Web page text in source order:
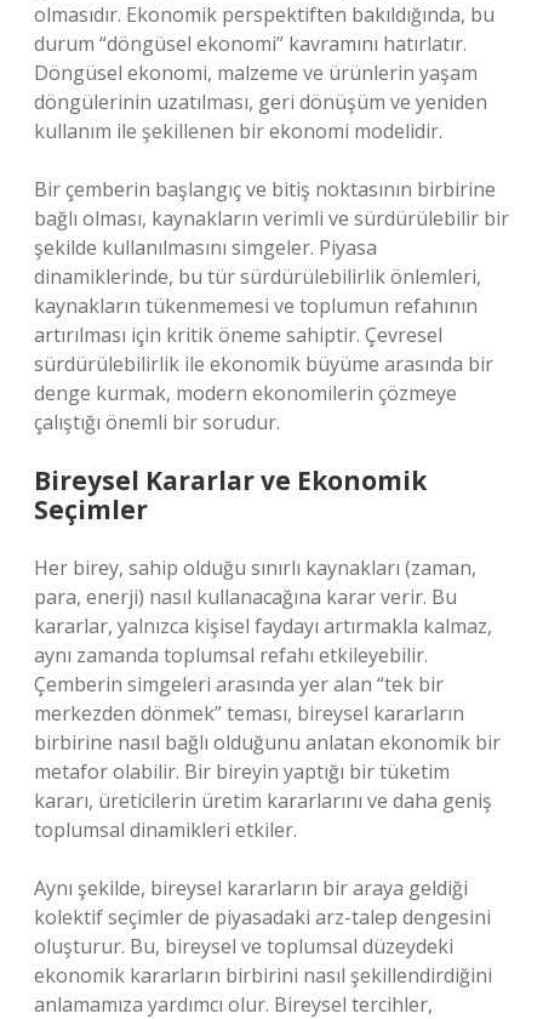
olmasıdır. Ekonomik perspektiften bakıldığında, bu
durum “döngüsel ekonomi” kavramını hatırlatır.
Döngüsel ekonomi, malzeme ve ürünlerin yaşam
döngülerinin uzatılması, geri dönüşüm ve yeniden
kullanım ile şekillenen bir ekonomi modelidir.
Bir çemberin başlangıç ve bitiş noktasının birbirine
bağlı olması, kaynakların verimli ve sürdürülebilir bir
şekilde kullanılmasını simgeler. Piyasa
dinamiklerinde, bu tür sürdürülebilirlik önlemleri,
kaynakların tükenmemesi ve toplumun refahının
artırılması için kritik öneme sahiptir. Çevresel
sürdürülebilirlik ile ekonomik büyüme arasında bir
denge kurmak, modern ekonomilerin çözmeye
çalıştığı önemli bir sorudur.
Bireysel Kararlar ve Ekonomik
Seçimler
Her birey, sahip olduğu sınırlı kaynakları (zaman,
para, enerji) nasıl kullanacağına karar verir. Bu
kararlar, yalnızca kişisel faydayı artırmakla kalmaz,
aynı zamanda toplumsal refahı etkileyebilir.
Çemberin simgeleri arasında yer alan “tek bir
merkezden dönmek” teması, bireysel kararların
birbirine nasıl bağlı olduğunu anlatan ekonomik bir
metafor olabilir. Bir bireyin yaptığı bir tüketim
kararı, üreticilerin üretim kararlarını ve daha geniş
toplumsal dinamikleri etkiler.
Aynı şekilde, bireysel kararların bir araya geldiği
kolektif seçimler de piyasadaki arz-talep dengesini
oluşturur. Bu, bireysel ve toplumsal düzeydeki
ekonomik kararların birbirini nasıl şekillendirdiğini
anlamamıza yardımcı olur. Bireysel tercihler,